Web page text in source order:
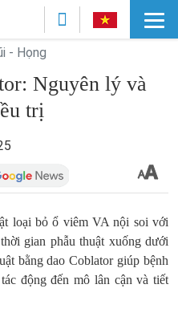
- Họng
Nguyên lý và
trị
loại bỏ ổ viêm VA nội soi với
gian phẫu thuật xuống dưới
bằng dao Coblator giúp bệnh
động đến mô lân cận và tiết